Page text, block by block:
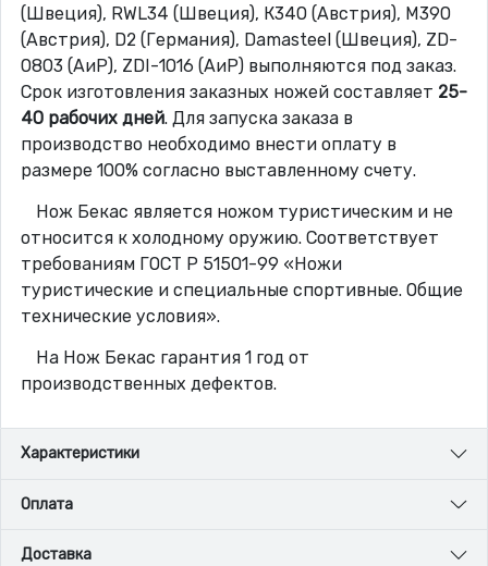
(Швеция), RWL34 (Швеция), К340 (Австрия), М390
(Австрия), D2 (Германия), Damasteel (Швеция), ZD-
0803 (АиР), ZDI-1016 (АиР) выполняются под заказ.
Срок изготовления заказных ножей составляет 25-
40 рабочих дней. Для запуска заказа в
производство необходимо внести оплату в
размере 100% согласно выставленному счету.
Нож Бекас является ножом туристическим и не
относится к холодному оружию. Соответствует
требованиям ГОСТ Р 51501-99 «Ножи
туристические и специальные спортивные. Общие
технические условия».
На Нож Бекас гарантия 1 год от
производственных дефектов.
Характеристики
Оплата
Доставка